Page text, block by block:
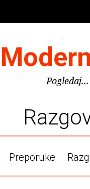
Preporuke